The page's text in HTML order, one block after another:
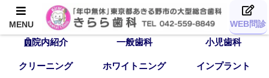
TOP 歯科医師 スタッフ
院内紹介 一般歯科 小児歯科
クリーニング ホワイトニング インプラント
MENU WEB問診